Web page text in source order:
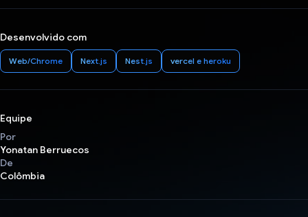
Desenvolvido com
Web/Chrome Next.js Nest.js vercel e heroku
Equipe
Por
Yonatan Berruecos
De
Colômbia